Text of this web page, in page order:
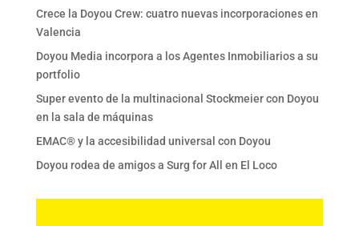
Crece la Doyou Crew: cuatro nuevas incorporaciones en
Valencia
Doyou Media incorpora a los Agentes Inmobiliarios a su
portfolio
Super evento de la multinacional Stockmeier con Doyou
en la sala de máquinas
EMAC® y la accesibilidad universal con Doyou
Doyou rodea de amigos a Surg for All en El Loco